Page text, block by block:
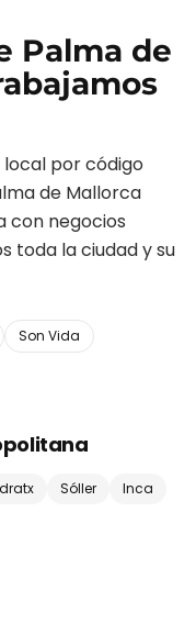
Palma de
local por código
de Mallorca
con negocios
toda la ciudad y su
Son Vida
Sóller
Inca